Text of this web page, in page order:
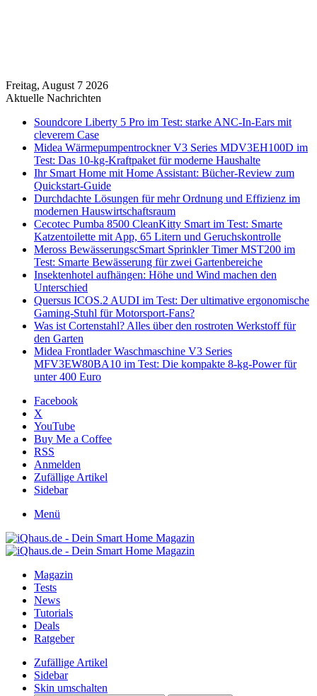
Freitag, August 7 2026
Aktuelle Nachrichten
Soundcore Liberty 5 Pro im Test: starke ANC-In-Ears mit
cleverem Case
Midea Wärmepumpentrockner V3 Series MDV3EH100D im
Test: Das 10-kg-Kraftpaket für moderne Haushalte
Ihr Smart Home mit Home Assistant: Bücher-Review zum
Quickstart-Guide
Durchdachte Lösungen für mehr Ordnung und Effizienz im
modernen Hauswirtschaftsraum
Cecotec Pumba 8500 CleanKitty Smart im Test: Smarte
Katzentoilette mit App, 65 Litern und Geruchskontrolle
Meross BewässerungscSmart Sprinkler Timer MST200 im
Test: Smarte Bewässerung für zwei Gartenbereiche
Insektenhotel aufhängen: Höhe und Wind machen den
Unterschied
Quersus ICOS.2 AUDI im Test: Der ultimative ergonomische
Gaming-Stuhl für Motorsport-Fans?
Was ist Cortenstahl? Alles über den rostroten Werkstoff für
den Garten
Midea Frontlader Waschmaschine V3 Series
MFV3EW80BA10 im Test: Die kompakte 8-kg-Power für
unter 400 Euro
Facebook
X
YouTube
Buy Me a Coffee
RSS
Anmelden
Zufällige Artikel
Sidebar
Menü
Magazin
Tests
News
Tutorials
Deals
Ratgeber
Zufällige Artikel
Sidebar
Skin umschalten